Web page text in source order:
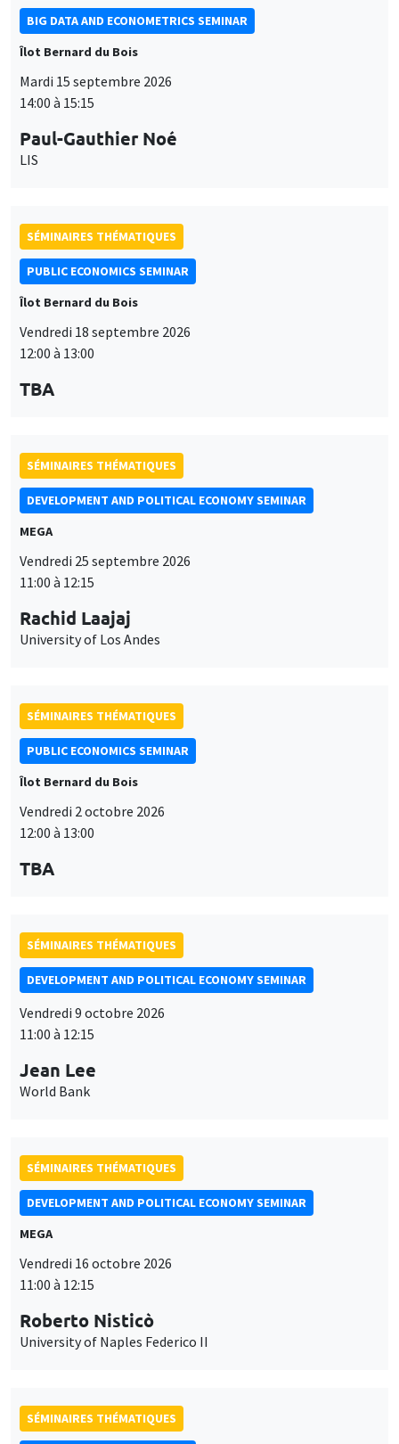
BIG DATA AND ECONOMETRICS SEMINAR
Îlot Bernard du Bois
Mardi 15 septembre 2026
14:00 à 15:15
Paul-Gauthier Noé
LIS
SÉMINAIRES THÉMATIQUES
PUBLIC ECONOMICS SEMINAR
Îlot Bernard du Bois
Vendredi 18 septembre 2026
12:00 à 13:00
TBA
SÉMINAIRES THÉMATIQUES
DEVELOPMENT AND POLITICAL ECONOMY SEMINAR
MEGA
Vendredi 25 septembre 2026
11:00 à 12:15
Rachid Laajaj
University of Los Andes
SÉMINAIRES THÉMATIQUES
PUBLIC ECONOMICS SEMINAR
Îlot Bernard du Bois
Vendredi 2 octobre 2026
12:00 à 13:00
TBA
SÉMINAIRES THÉMATIQUES
DEVELOPMENT AND POLITICAL ECONOMY SEMINAR
Vendredi 9 octobre 2026
11:00 à 12:15
Jean Lee
World Bank
SÉMINAIRES THÉMATIQUES
DEVELOPMENT AND POLITICAL ECONOMY SEMINAR
MEGA
Vendredi 16 octobre 2026
11:00 à 12:15
Roberto Nisticò
University of Naples Federico II
SÉMINAIRES THÉMATIQUES